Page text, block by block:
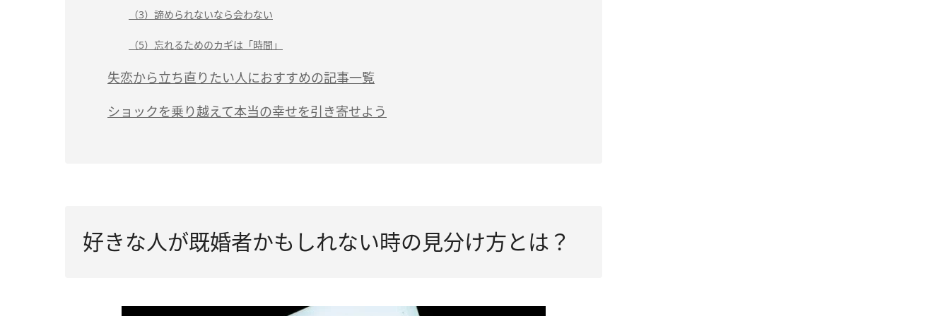
（3）諦められないなら会わない
（5）忘れるためのカギは「時間」
失恋から立ち直りたい人におすすめの記事一覧
ショックを乗り越えて本当の幸せを引き寄せよう
好きな人が既婚者かもしれない時の見分け方とは？